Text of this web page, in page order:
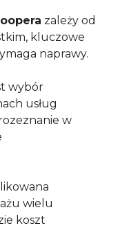
zależy od
kluczowe
naprawy.
wybór
usług
w
wielu
koszt